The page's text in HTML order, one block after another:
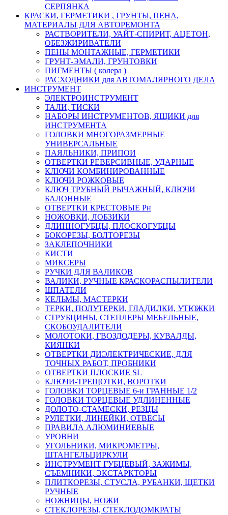
СЕРПЯНКА
КРАСКИ, ГЕРМЕТИКИ , ГРУНТЫ, ПЕНА,
МАТЕРИАЛЫ ДЛЯ АВТОРЕМОНТА
РАСТВОРИТЕЛИ, УАЙТ-СПИРИТ, АЦЕТОН,
ОБЕЗЖИРИВАТЕЛИ
ПЕНЫ МОНТАЖНЫЕ, ГЕРМЕТИКИ
ГРУНТ-ЭМАЛИ, ГРУНТОВКИ
ПИГМЕНТЫ ( колера )
РАСХОДНИКИ для АВТОМАЛЯРНОГО ДЕЛА
ИНСТРУМЕНТ
ЭЛЕКТРОИНСТРУМЕНТ
ТАЛИ, ТИСКИ
НАБОРЫ ИНСТРУМЕНТОВ, ЯЩИКИ для
ИНСТРУМЕНТА
ГОЛОВКИ МНОГОРАЗМЕРНЫЕ
УНИВЕРСАЛЬНЫЕ
ПАЯЛЬНИКИ, ПРИПОИ
ОТВЕРТКИ РЕВЕРСИВНЫЕ, УДАРНЫЕ
КЛЮЧИ КОМБИНИРОВАННЫЕ
КЛЮЧИ РОЖКОВЫЕ
КЛЮЧ ТРУБНЫЙ РЫЧАЖНЫЙ, КЛЮЧИ
БАЛОННЫЕ
ОТВЕРТКИ КРЕСТОВЫЕ Рн
НОЖОВКИ, ЛОБЗИКИ
ДЛИННОГУБЦЫ, ПЛОСКОГУБЦЫ
БОКОРЕЗЫ, БОЛТОРЕЗЫ
ЗАКЛЕПОЧНИКИ
КИСТИ
МИКСЕРЫ
РУЧКИ ДЛЯ ВАЛИКОВ
ВАЛИКИ, РУЧНЫЕ КРАСКОРАСПЫЛИТЕЛИ
ШПАТЕЛИ
КЕЛЬМЫ, МАСТЕРКИ
ТЕРКИ, ПОЛУТЕРКИ, ГЛАДИЛКИ, УТЮЖКИ
СТРУБЦИНЫ, СТЕПЛЕРЫ МЕБЕЛЬНЫЕ,
СКОБОУДАЛИТЕЛИ
МОЛОТОКИ, ГВОЗДОДЕРЫ, КУВАЛДЫ,
КИЯНКИ
ОТВЕРТКИ ДИЭЛЕКТРИЧЕСКИЕ, ДЛЯ
ТОЧНЫХ РАБОТ, ПРОБНИКИ
ОТВЕРТКИ ПЛОСКИЕ SL
КЛЮЧИ-ТРЕЩОТКИ, ВОРОТКИ
ГОЛОВКИ ТОРЦЕВЫЕ 6-и ГРАННЫЕ 1/2
ГОЛОВКИ ТОРЦЕВЫЕ УДЛИНЕННЫЕ
ДОЛОТО-СТАМЕСКИ, РЕЗЦЫ
РУЛЕТКИ, ЛИНЕЙКИ, ОТВЕСЫ
ПРАВИЛА АЛЮМИНИЕВЫЕ
УРОВНИ
УГОЛЬНИКИ, МИКРОМЕТРЫ,
ШТАНГЕЛЬЦИРКУЛИ
ИНСТРУМЕНТ ГУБЦЕВЫЙ, ЗАЖИМЫ,
СЪЕМНИКИ, ЭКСТАРКТОРЫ
ПЛИТКОРЕЗЫ, СТУСЛА, РУБАНКИ, ЩЕТКИ
РУЧНЫЕ
НОЖНИЦЫ, НОЖИ
СТЕКЛОРЕЗЫ, СТЕКЛОДОМКРАТЫ